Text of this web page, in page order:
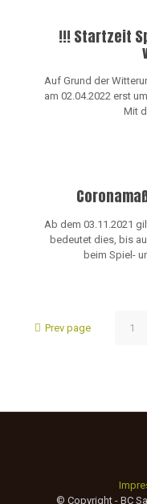
!!! Startzeit
Auf Grund der
am 02.04.2022 erst
Mit
Ab dem 03.11.2021
bedeutet dies, bis
beim Spiel-
Prev page 1
© Copyright - BC